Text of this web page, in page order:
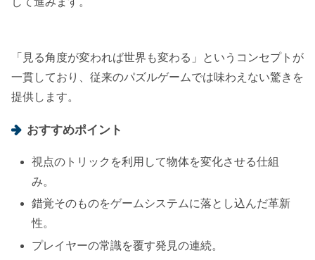
「見る角度が変われば世界も変わる」というコンセプトが
一貫しており、従来のパズルゲームでは味わえない驚きを
提供します。
おすすめポイント
視点のトリックを利用して物体を変化させる仕組
み。
錯覚そのものをゲームシステムに落とし込んだ革新
性。
プレイヤーの常識を覆す発見の連続。